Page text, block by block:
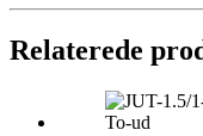
Relaterede